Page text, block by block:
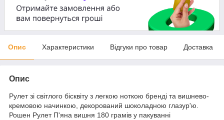
Опис Характеристики Відгуки про товар Доставка
Опис
Рулет зі світлого бісквіту з легкою ноткою бренді та вишнево-
кремовою начинкою, декорований шоколадною глазур'ю.
Рошен Рулет П'яна вишня 180 грамів у пакуванні